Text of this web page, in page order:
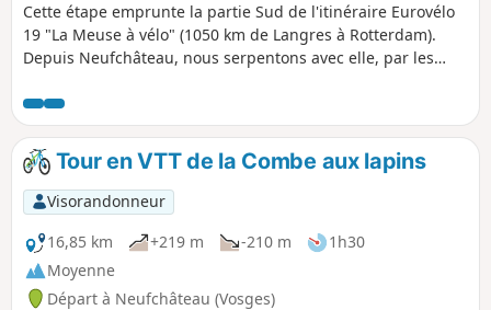
Cette étape emprunte la partie Sud de l'itinéraire Eurovélo
19 "La Meuse à vélo" (1050 km de Langres à Rotterdam).
Depuis Neufchâteau, nous serpentons avec elle, par les
nous en écartons par des routes peu fréquentées, mais
plus directes car évitant les méandres de la Meuse. Nous
rejoignons l'EV19 un peu avant le site "Source de la Meuse",
sur le plateau de Langres traversé par 3 lignes de partage
des eaux. Le plateau culminant à 450 m, les dénivelés ne
sont pas importants mais, à l'arrivée, il faudra fournir un
petit effort pour gravir le promontoire sur lequel est
perchée la Citadelle de Langres. En récompense : une vue
splendide au crépuscule !
Tour en VTT de la Combe aux lapins
Visorandonneur
16,85 km
+219 m -210 m
1h30
Moyenne
Départ à Neufchâteau (Vosges)